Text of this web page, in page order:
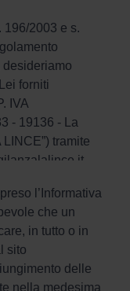
196/2003 e s.
desideriamo
forniti
IVA
- 19136 - La
tramite
dellal’Informativa
che un
in tutto o in
sito
delle
nella medesima